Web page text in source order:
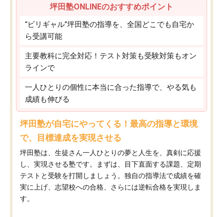
坪田塾ONLINEのおすすめポイント
“ビリギャル”坪田塾の指導を、全国どこでも自宅か
ら受講可能
主要教科に完全対応！テスト対策も受験対策もオン
ラインで
一人ひとりの個性に本当に合った指導で、やる気も
成績も伸びる
坪田塾が自宅にやってくる！最高の指導と環境
で、目標達成を実現させる
坪田塾は、生徒さん一人ひとりの夢と人生を、真剣に応援
し、実現させる塾です。まずは、目下直面する課題、定期
テストと受験を打開しましょう。独自の指導法で成績を確
実に上げ、志望校への合格、さらには逆転合格を実現しま
す。